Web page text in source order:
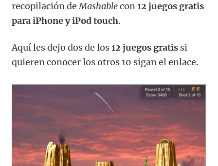
recopilación deMashablecon12 juegos gratis
para iPhone y iPod touch.
Aquí les dejo dos de los12 juegos gratis si
quieren conocer los otros 10 sigan el enlace.